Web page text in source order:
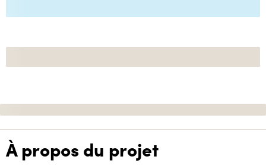
À propos du projet